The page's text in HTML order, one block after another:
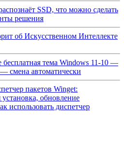
SSD, что можно сделать
решения
об Искусственном Интеллекте
бесплатная тема Windows 11-10 —
— смена автоматически
пакетов Winget:
установка, обновление
использовать диспетчер